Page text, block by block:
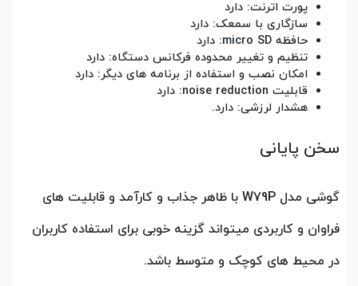
پورت اترنت: دارد
سازگاری با سمعک: دارد
حافظه micro SD: دارد
تنظیم و تغییر محدوده فرکانس دستگاه: دارد
امکان نصب و استفاده از برنامه های دیگر: دارد
قابلیت noise reduction: دارد
هشدار لرزشی: دارد.
سخن پایانی
گوشی مدل W79P با ظاهر جذاب و کارآمد و قابلیت های
فراوان و کاربردی میتواند گزینه خوبی برای استفاده کاربران
در محیط های کوچک و متوسط باشد.